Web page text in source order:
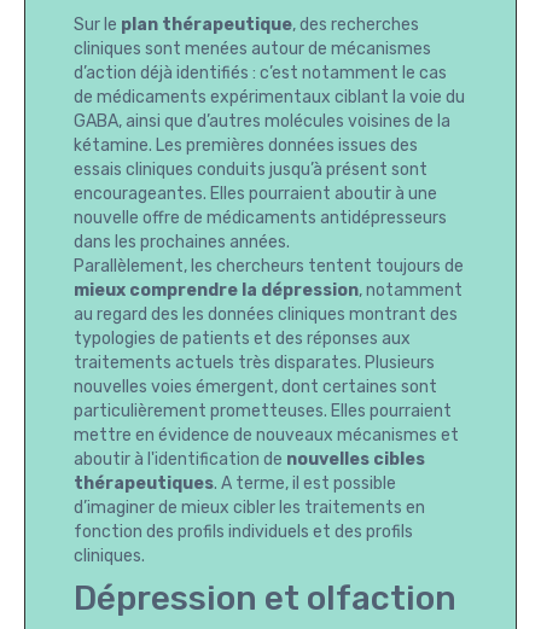
Sur le plan thérapeutique, des recherches
cliniques sont menées autour de mécanismes
d’action déjà identifiés : c’est notamment le cas
de médicaments expérimentaux ciblant la voie du
GABA, ainsi que d’autres molécules voisines de la
kétamine. Les premières données issues des
essais cliniques conduits jusqu’à présent sont
encourageantes. Elles pourraient aboutir à une
nouvelle offre de médicaments antidépresseurs
dans les prochaines années.
Parallèlement, les chercheurs tentent toujours de
mieux comprendre la dépression, notamment
au regard des les données cliniques montrant des
typologies de patients et des réponses aux
traitements actuels très disparates. Plusieurs
nouvelles voies émergent, dont certaines sont
particulièrement prometteuses. Elles pourraient
mettre en évidence de nouveaux mécanismes et
aboutir à l'identification de nouvelles cibles
thérapeutiques. A terme, il est possible
d’imaginer de mieux cibler les traitements en
fonction des profils individuels et des profils
cliniques.
Dépression et olfaction